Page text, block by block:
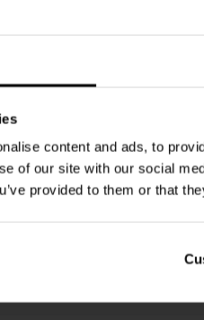
content and ads, to
of our site with our social
provided to them or that
0 klantbeoordelingen